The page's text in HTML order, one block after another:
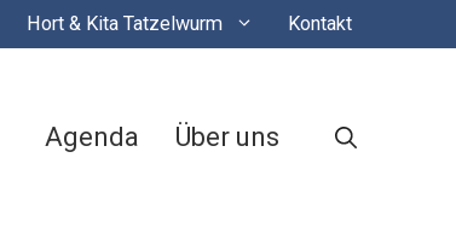
Hort & Kita Tatzelwurm Kontakt
Agenda Über uns